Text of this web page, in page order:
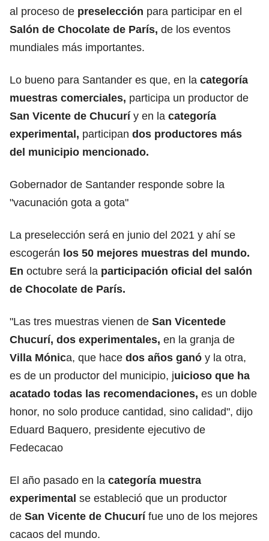
al proceso de preselección para participar en el
Salón de Chocolate de París, de los eventos
mundiales más importantes.
Lo bueno para Santander es que, en la categoría
muestras comerciales, participa un productor de
San Vicente de Chucurí y en la categoría
experimental, participan dos productores más
del municipio mencionado.
Gobernador de Santander responde sobre la
"vacunación gota a gota"
La preselección será en junio del 2021 y ahí se
escogerán los 50 mejores muestras del mundo.
En octubre será la participación oficial del salón
de Chocolate de París.
"Las tres muestras vienen de San Vicentede
Chucurí, dos experimentales, en la granja de
Villa Mónica, que hace dos años ganó y la otra,
es de un productor del municipio, juicioso que ha
acatado todas las recomendaciones, es un doble
honor, no solo produce cantidad, sino calidad", dijo
Eduard Baquero, presidente ejecutivo de
Fedecacao
El año pasado en la categoría muestra
experimental se estableció que un productor
de San Vicente de Chucurífue uno de los mejores
cacaos del mundo.